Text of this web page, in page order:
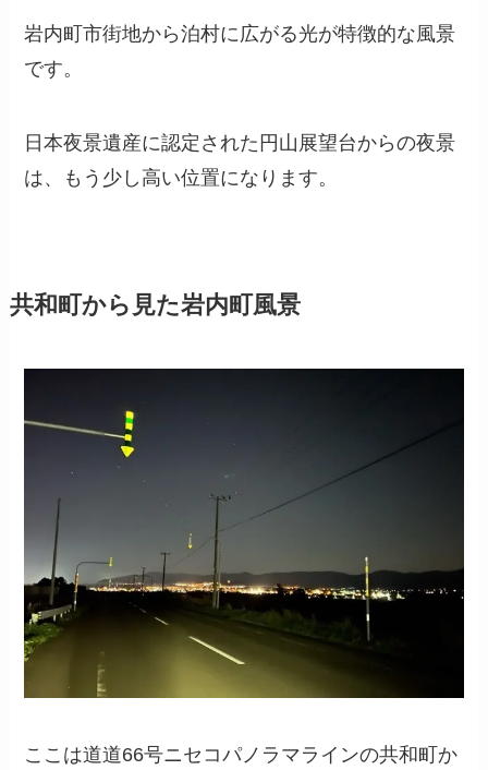
岩内町市街地から泊村に広がる光が特徴的な風景
です。
日本夜景遺産に認定された円山展望台からの夜景
は、もう少し高い位置になります。
共和町から見た岩内町風景
ここは道道66号ニセコパノラマラインの共和町か